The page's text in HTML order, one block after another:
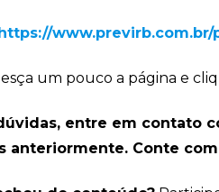
um pouco a página e
entre em contato
anteriormente. Conte